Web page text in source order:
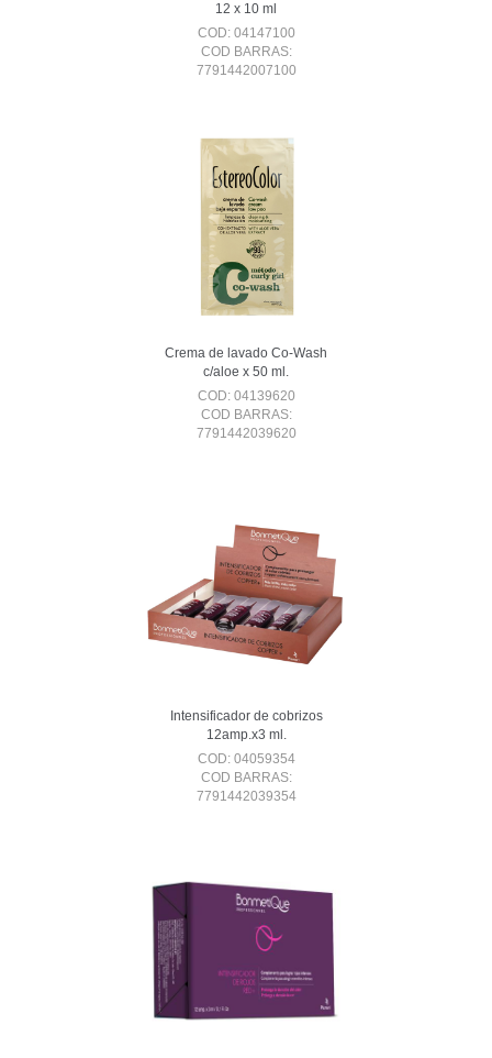
12 x 10 ml
COD: 04147100
COD BARRAS:
7791442007100
Crema de lavado Co-Wash
c/aloe x 50 ml.
COD: 04139620
COD BARRAS:
7791442039620
Intensificador de cobrizos
12amp.x3 ml.
COD: 04059354
COD BARRAS:
7791442039354